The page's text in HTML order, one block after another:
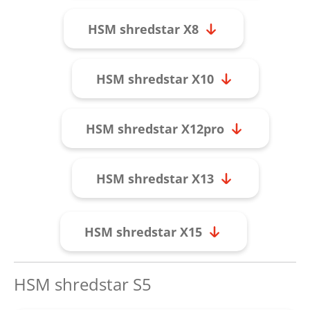
HSM shredstar X8
HSM shredstar X10
HSM shredstar X12pro
HSM shredstar X13
HSM shredstar X15
HSM shredstar S5